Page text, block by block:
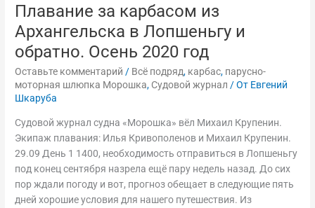
Плавание за карбасом из
Архангельска в Лопшеньгу и
обратно. Осень 2020 год
Оставьте комментарий / Всё подряд, карбас, парусно-
моторная шлюпка Морошка, Судовой журнал / От Евгений
Шкаруба
Судовой журнал судна «Морошка» вёл Михаил Крупенин.
Экипаж плавания: Илья Кривополенов и Михаил Крупенин.
29.09 День 1 1400, необходимость отправиться в Лопшеньгу
под конец сентября назрела ещё пару недель назад. До сих
пор ждали погоду и вот, прогноз обещает в следующие пять
дней хорошие условия для нашего путешествия. Из